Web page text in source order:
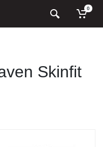
0
Skinfit